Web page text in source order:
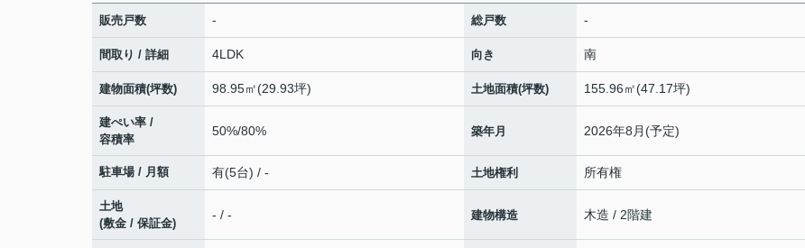
販売戸数 - 総戸数 -
間取り / 詳細 4LDK 向き 南
建物面積(坪数) 98.95㎡(29.93坪) 土地面積(坪数) 155.96㎡(47.17坪)
建ぺい率 /
容積率
50%/80% 築年月 2026年8月(予定)
駐車場 / 月額 有(5台) / - 土地権利 所有権
土地
(敷金 / 保証金)
- / - 建物構造 木造 / 2階建